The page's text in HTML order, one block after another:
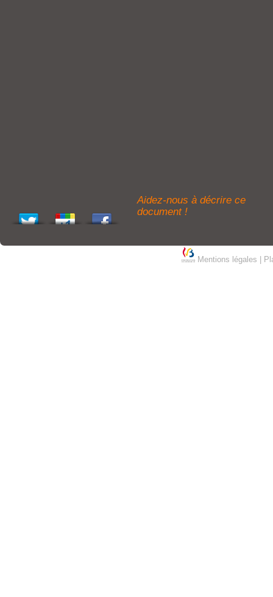
Aidez-nous à décrire ce
document !
Mentions légales